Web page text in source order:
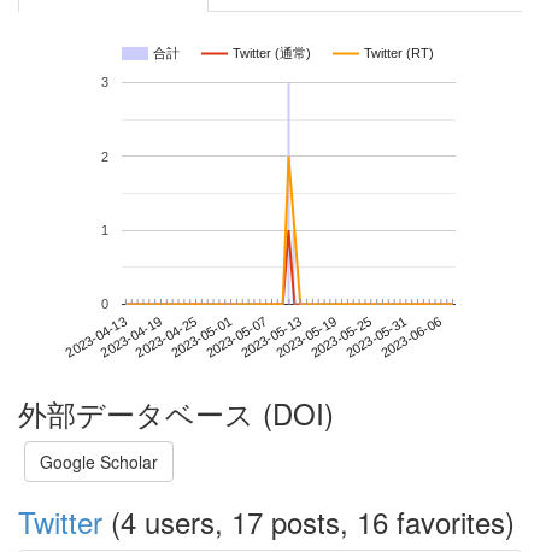
合計 Twitter (通常) Twitter (RT)
2023-04-132023-04-192023-04-252023-05-012023-05-072023-05-132023-05-192023-05-252023-05-312023-06-06
0
1
2
3
外部データベース (DOI)
Google Scholar
Twitter (4 users, 17 posts, 16 favorites)